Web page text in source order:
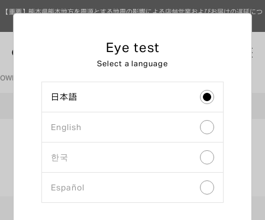
【重要】熊本県熊本地方を震源とする地震の影響による店舗営業およびお届けの遅延につ
OWNDAYS眼鏡公司首頁
時間選擇 輸入資料 確認內容
Eye test
Select a language
日本語
English
한국
Español